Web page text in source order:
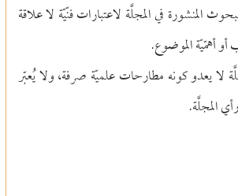
المنشورة في المجلَّة لاعتبارات فنّيّة لا علاقة
أو أهمّيّة الموضوع.
لا يعدو كونه مطارحات علميّة صرفة، ولا يُعبّر
المجلَّة.